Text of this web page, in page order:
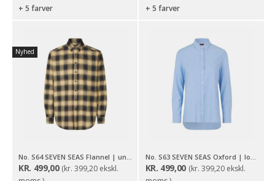
+ 5 farver
+ 5 farver
Nyhed
No. S64 SEVEN SEAS Flannel | unisex
KR. 499,00 (kr. 399,20 ekskl.
No. S63 SEVEN SEAS Oxford | long | modern | dame
KR. 499,00 (kr. 399,20ekskl.